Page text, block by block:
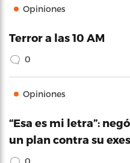
Opiniones
Terror a las 10 AM
0
Opiniones
“Esa es mi letra”:
un plan contra su
0